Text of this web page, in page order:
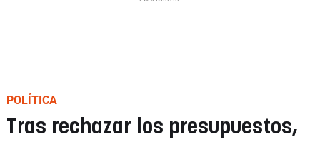
POLÍTICA
Tras rechazar los presupuestos,